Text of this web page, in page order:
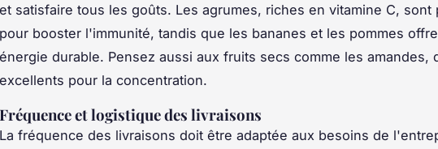
et satisfaire tous les goûts. Les agrumes, riches en vitamine C, sont
pour booster l'immunité, tandis que les bananes et les pommes
énergie durable. Pensez aussi aux fruits secs comme les amandes,
excellents pour la concentration.
Fréquence et logistique des livraisons
La fréquence des livraisons doit être adaptée aux besoins de